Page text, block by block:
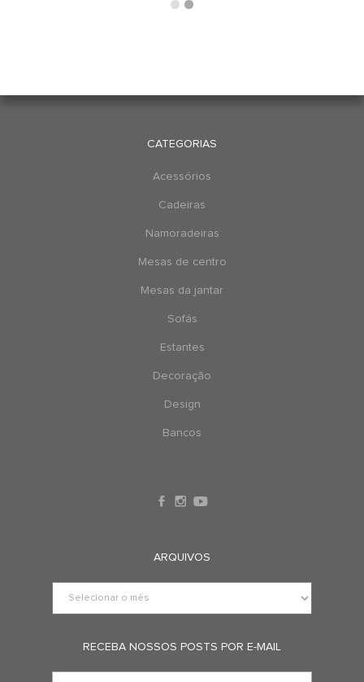
CATEGORIAS
Acessórios
Cadeiras
Namoradeiras
Mesas de centro
Mesas da jantar
Sofás
Estantes
Decoração
Design
Bancos
ARQUIVOS
RECEBA NOSSOS POSTS POR E-MAIL